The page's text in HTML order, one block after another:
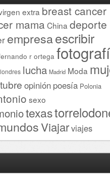
extra breast cancer
mama China deporte
empresaescribir
r ortega
londres lucha Madrid Moda
opinión poesía Polonia
sexo
texas
Viajarviajes